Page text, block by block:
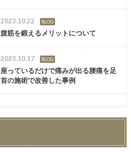
2023.10.22 BLOG
腹筋を鍛えるメリットについて
2023.10.17 BLOG
座っているだけで痛みが出る腰痛を足
首の施術で改善した事例